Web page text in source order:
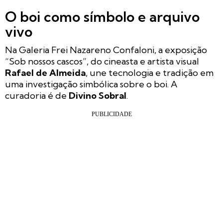
O boi como símbolo e arquivo
vivo
Na Galeria Frei Nazareno Confaloni, a exposição
“Sob nossos cascos”, do cineasta e artista visual
Rafael de Almeida, une tecnologia e tradição em
uma investigação simbólica sobre o boi. A
curadoria é de Divino Sobral.